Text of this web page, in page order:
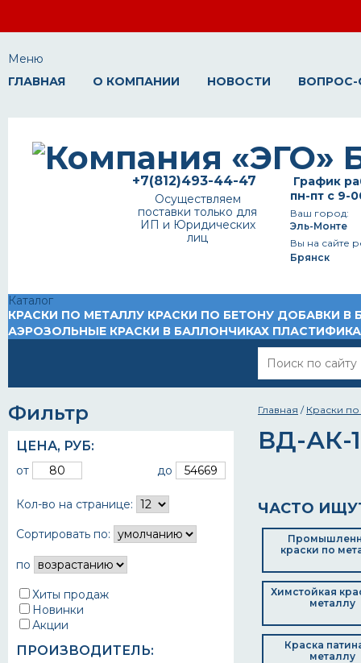
Меню
ГЛАВНАЯ
О КОМПАНИИ НОВОСТИ ВОПРОС-
График
пн-пт с 9-
Ваш город:
Эль-Монте
Вы на сайте
Брянск
+7(812)493-44-47
Осуществляем
поставки только для
ИП и Юридических
лиц
Каталог
КРАСКИ ПО МЕТАЛЛУ КРАСКИ ПО БЕТОНУ ДОБАВКИ В
АЭРОЗОЛЬНЫЕ КРАСКИ В БАЛЛОНЧИКАХ
Фильтр
ЦЕНА, РУБ:
от до
Кол-во на странице:
Сортировать по:
по
Хиты продаж
Новинки
Акции
ПРОИЗВОДИТЕЛЬ:
Главная / Краски
ВД-АК-
ЧАСТО
краски по
Химстойкая
металлу
Краска
металлу